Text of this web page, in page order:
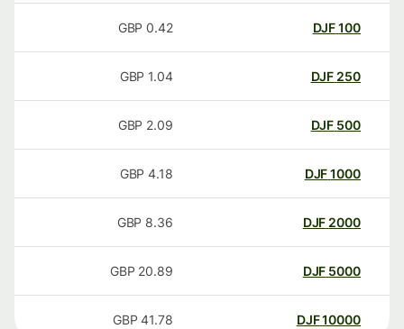
100
DJF
0.42
GBP
250
DJF
1.04
GBP
500
DJF
2.09
GBP
1000
DJF
4.18
GBP
2000
DJF
8.36
GBP
5000
DJF
20.89
GBP
10000
DJF
41.78
GBP